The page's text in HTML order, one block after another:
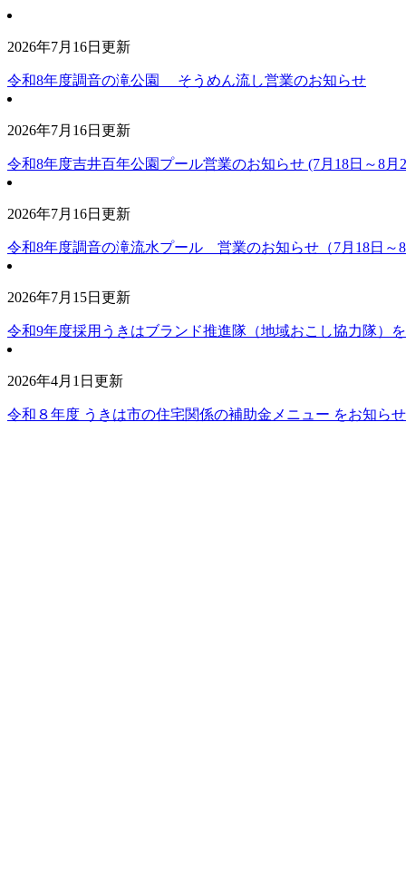
2026年7月16日更新
令和8年度調音の滝公園 そうめん流し営業のお知らせ
2026年7月16日更新
令和8年度吉井百年公園プール営業のお知らせ (7月18日～8月
2026年7月16日更新
令和8年度調音の滝流水プール 営業のお知らせ（7月18日～
2026年7月15日更新
令和9年度採用うきはブランド推進隊（地域おこし協力隊）
2026年4月1日更新
令和８年度 うきは市の住宅関係の補助金メニュー をお知ら